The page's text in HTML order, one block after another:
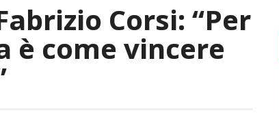
Corsi: “Per
è come vincere